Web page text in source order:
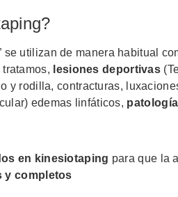
se utilizan de manera habitual
lesiones deportivas
y rodilla, contracturas,
edemas linfáticos,
en kinesiotaping para que la
y completos